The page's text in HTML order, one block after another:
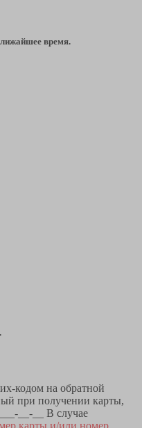
время.
кодом на обратной
при получении карты,
__-__ В случае